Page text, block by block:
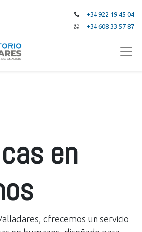
+34 922 19 45 04
+34 608 33 57 87
en
ofrecemos un servicio